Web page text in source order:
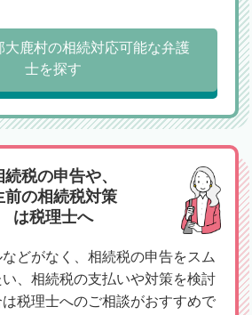
大鹿村の相続対応可能な弁護
士を探す
続税の申告や、
前の相続税対策
は税理士へ
どがなく、相続税の申告をスム
、相続税の支払いや対策を検討
税理士へのご相談がおすすめで